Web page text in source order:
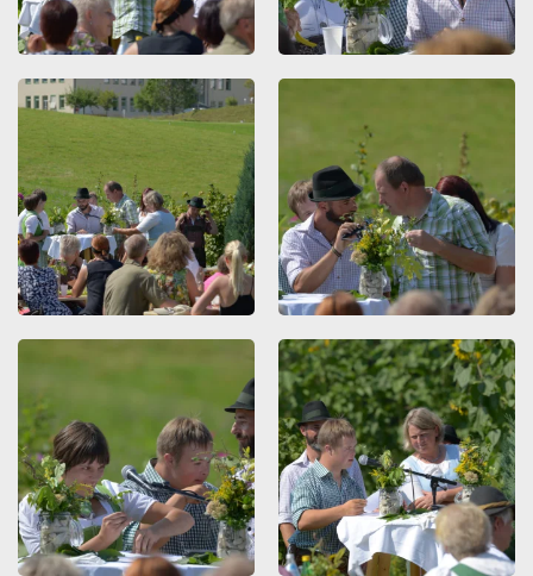
ZOOMEN ZOOMEN
ZOOMEN ZOOMEN